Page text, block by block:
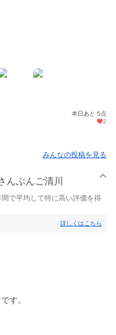
本日あと 5点
2
みんなの投稿を見る
んぶんご清川
で平均して特に高い評価を得
詳しくはこちら
す。